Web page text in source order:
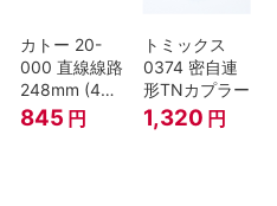
カトー 20-
000 直線線路
248mm (4本
入) Nゲージ
845 円
トミックス
0374 密自連
形TNカプラー
1,320 円